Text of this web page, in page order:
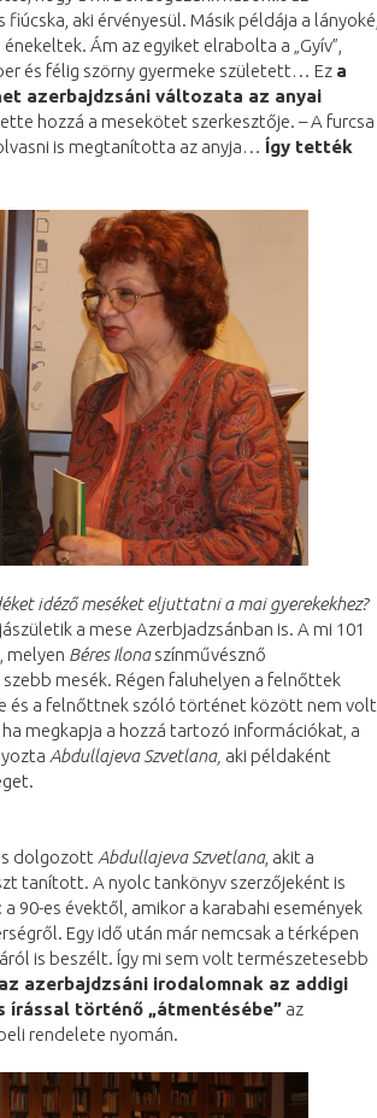
aki érvényesül. Másik példája a lányoké,
Ám az egyiket elrabolta a „Gyív”,
és félig szörny gyermeke született… Ez a
azerbajdzsáni változata az anyai
hozzá a mesekötet szerkesztője. – A furcsa
is megtanította az anyja… Így tették
idéző meséket eljuttatni a mai gyerekekhez?
a mese Azerbjadzsánban is. A mi 101
melyen Béres Ilonaszínművésznő
mesék. Régen faluhelyen a felnőttek
és a felnőttnek szóló történet között nem volt
megkapja a hozzá tartozó információkat, a
Abdullajeva Szvetlana, aki példaként
dolgozott Abdullajeva Szvetlana, akit a
tanított. A nyolc tankönyv szerzőjeként is
90-es évektől, amikor a karabahi események
Egy idő után már nemcsak a térképen
is beszélt. Így mi sem volt természetesebb
azerbajdzsáni irodalomnak az addigi
történő „átmentésébe” az
rendelete nyomán.